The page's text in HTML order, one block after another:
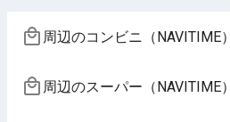
周辺のコンビニ（NAVITIME）
周辺のスーパー（NAVITIME）